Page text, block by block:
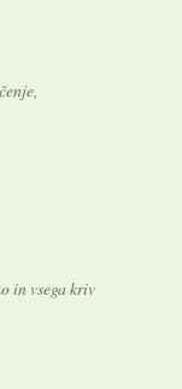
in vsega kriv